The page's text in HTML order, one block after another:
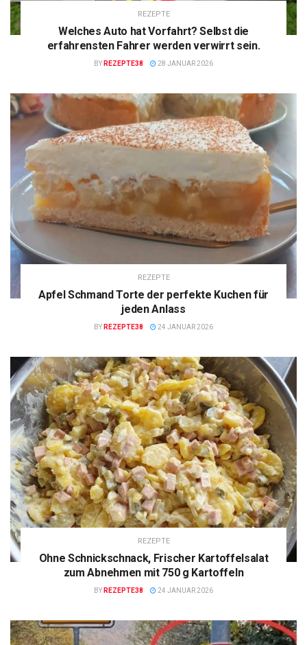
REZEPTE
Welches Auto hat Vorfahrt? Selbst die
erfahrensten Fahrer werden verwirrt sein.
BY REZEPTE38 28 JANUAR 2026
REZEPTE
Apfel Schmand Torte der perfekte Kuchen für
jeden Anlass
BY REZEPTE38 24 JANUAR 2026
REZEPTE
Ohne Schnickschnack, Frischer Kartoffelsalat
zum Abnehmen mit 750 g Kartoffeln
BY REZEPTE38 24 JANUAR 2026